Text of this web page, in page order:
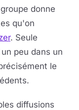
donne
qu'on
. Seule
peu dans un
le
diffusions